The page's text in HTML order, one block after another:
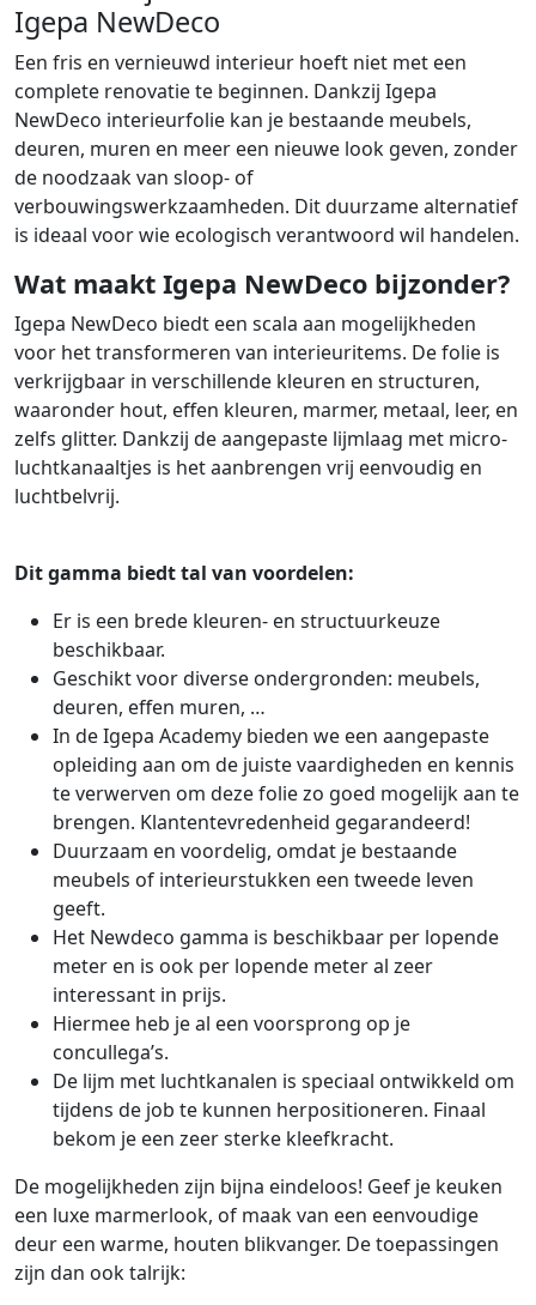
Igepa NewDeco
Een fris en vernieuwd interieur hoeft niet met een
complete renovatie te beginnen. Dankzij Igepa
NewDeco interieurfolie kan je bestaande meubels,
deuren, muren en meer een nieuwe look geven, zonder
de noodzaak van sloop- of
verbouwingswerkzaamheden. Dit duurzame alternatief
is ideaal voor wie ecologisch verantwoord wil handelen.
Wat maakt Igepa NewDeco bijzonder?
Igepa NewDeco biedt een scala aan mogelijkheden
voor het transformeren van interieuritems. De folie is
verkrijgbaar in verschillende kleuren en structuren,
waaronder hout, effen kleuren, marmer, metaal, leer, en
zelfs glitter. Dankzij de aangepaste lijmlaag met micro-
luchtkanaaltjes is het aanbrengen vrij eenvoudig en
luchtbelvrij.
Dit gamma biedt tal van voordelen:
Er is een brede kleuren- en structuurkeuze
beschikbaar.
Geschikt voor diverse ondergronden: meubels,
deuren, effen muren, …
In de Igepa Academy bieden we een aangepaste
opleiding aan om de juiste vaardigheden en kennis
te verwerven om deze folie zo goed mogelijk aan te
brengen. Klantentevredenheid gegarandeerd!
Duurzaam en voordelig, omdat je bestaande
meubels of interieurstukken een tweede leven
geeft.
Het Newdeco gamma is beschikbaar per lopende
meter en is ook per lopende meter al zeer
interessant in prijs.
Hiermee heb je al een voorsprong op je
concullega’s.
De lijm met luchtkanalen is speciaal ontwikkeld om
tijdens de job te kunnen herpositioneren. Finaal
bekom je een zeer sterke kleefkracht.
De mogelijkheden zijn bijna eindeloos! Geef je keuken
een luxe marmerlook, of maak van een eenvoudige
deur een warme, houten blikvanger. De toepassingen
zijn dan ook talrijk: